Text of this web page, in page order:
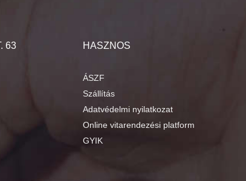
63 HASZNOS
ÁSZF
Szállítás
Adatvédelmi nyilatkozat
Online vitarendezési platform
GYIK